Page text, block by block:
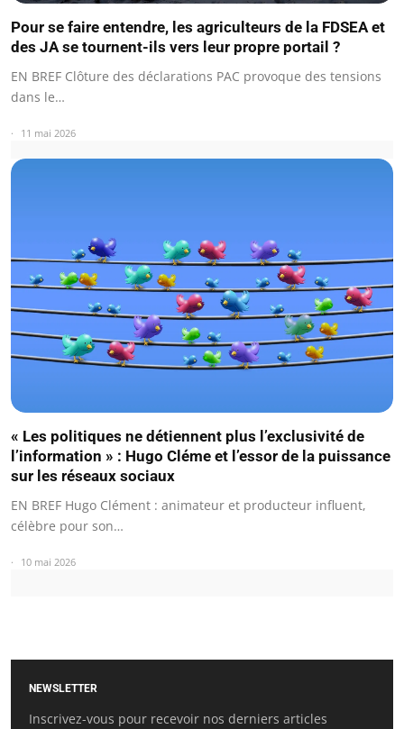
Pour se faire entendre, les agriculteurs de la FDSEA et
des JA se tournent-ils vers leur propre portail ?
EN BREF Clôture des déclarations PAC provoque des tensions
dans le…
11 mai 2026
« Les politiques ne détiennent plus l’exclusivité de
l’information » : Hugo Cléme et l’essor de la puissance
sur les réseaux sociaux
EN BREF Hugo Clément : animateur et producteur influent,
célèbre pour son…
10 mai 2026
NEWSLETTER
Inscrivez-vous pour recevoir nos derniers articles